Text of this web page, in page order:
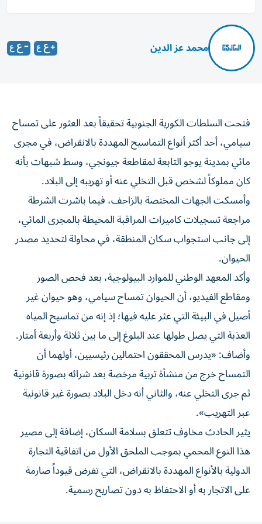
محمد عز الدين
فتحت السلطات الكورية الجنوبية تحقيقاً بعد العثور على تمساح
سيامي، أحد أكثر أنواع التماسيح المهددة بالانقراض، في مجرى
مائي بمدينة يوجو التابعة لمقاطعة جيونجي، وسط شبهات بأنه
كان مملوكاً لشخص قبل التخلي عنه أو تهريبه إلى البلاد.
وأمسكت الجهات المختصة بالزاحف، فيما باشرت الشرطة
مراجعة تسجيلات كاميرات المراقبة المحيطة بالمجرى المائي،
إلى جانب استجواب سكان المنطقة، في محاولة لتحديد مصدر
الحيوان.
وأكد المعهد الوطني للموارد البيولوجية، بعد فحص الصور
ومقاطع الفيديو، أن الحيوان تمساح سيامي، وهو حيوان غير
أصيل في البيئة التي عثر عليه فيها؛ إذ إنه من تماسيح المياه
العذبة التي يصل طولها عند البلوغ إلى ما بين ثلاثة وأربعة أمتار.
وأضاف: «يدرس المحققون احتمالين رئيسيين، أولهما أن
التمساح خرج من منشأة تربية مرخصة بعد شرائه بصورة قانونية
ثم جرى التخلي عنه، والثاني أنه دخل البلاد بصورة غير قانونية
عبر التهريب».
يثير الحادث مخاوف تتعلق بسلامة السكان، إضافة إلى مصير
هذا النوع المحمي بموجب الملحق الأول من اتفاقية التجارة
الدولية بالأنواع المهددة بالانقراض، التي تفرض قيوداً صارمة
على الاتجار به أو الاحتفاظ به دون تصاريح رسمية.